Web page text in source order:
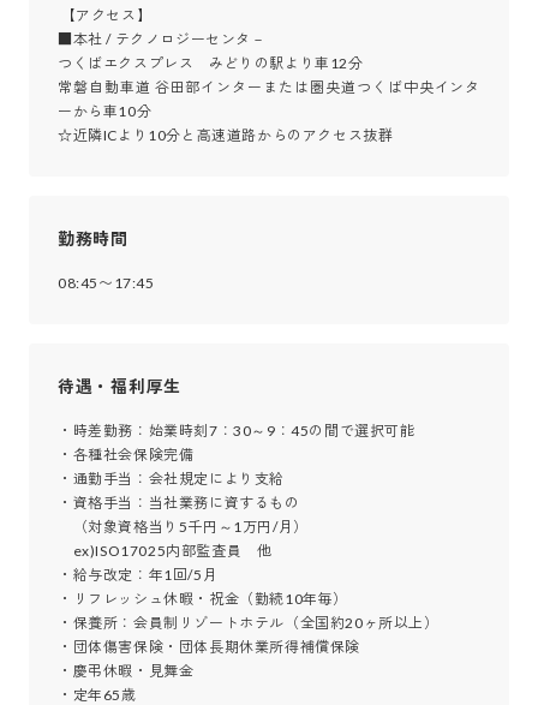
■本社 / テクノロジーセンタ－
つくばエクスプレス　みどりの駅より車12分
常磐自動車道 谷田部インターまたは圏央道つくば中央インタ
ーから車10分
☆近隣ICより10分と高速道路からのアクセス抜群
勤務時間
08:45〜17:45
待遇・福利厚生
・時差勤務：始業時刻7：30～9：45の間で選択可能
・各種社会保険完備
・通勤手当：会社規定により支給
・資格手当：当社業務に資するもの
（対象資格当り5千円～1万円/月）
ex)ISO17025内部監査員　他
・給与改定：年1回/5月
・リフレッシュ休暇・祝金（勤続10年毎）
・保養所：会員制リゾートホテル（全国約20ヶ所以上）
・団体傷害保険・団体長期休業所得補償保険
・慶弔休暇・見舞金
・定年65歳